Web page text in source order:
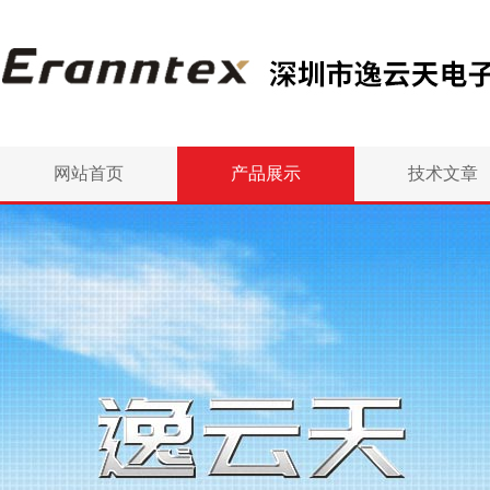
网站首页 产品展示 技术文章